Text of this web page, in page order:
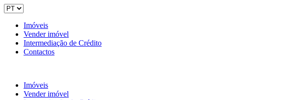
Imóveis
Vender imóvel
Intermediação de Crédito
Contactos
Imóveis
Vender imóvel